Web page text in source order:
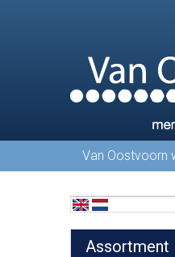
Van Oostvoorn
Assortment